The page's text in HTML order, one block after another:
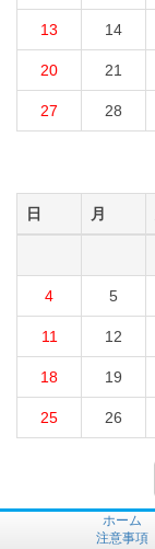
13 14
20 21
27 28
日 月
4 5
11 12
18 19
25 26
ホーム
注意事項